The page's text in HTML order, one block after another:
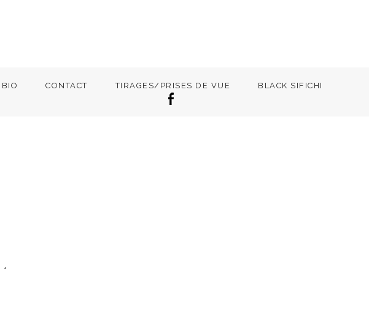
BIO CONTACT TIRAGES/PRISES DE VUE BLACK SIFICHI
*